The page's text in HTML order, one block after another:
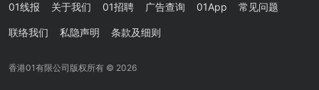
01线报 关于我们 01招聘 广告查询 01App 常见问题
联络我们 私隐声明 条款及细则
香港01有限公司版权所有 © 2026